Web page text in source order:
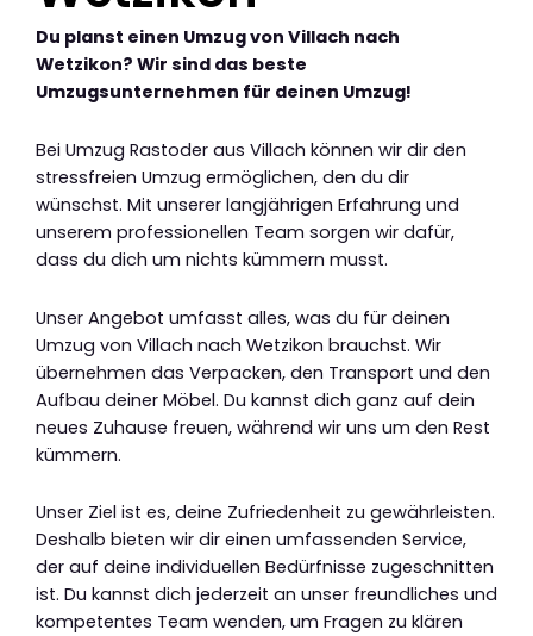
Du planst einen Umzug von Villach nach
Wetzikon? Wir sind das beste
Umzugsunternehmen für deinen Umzug!
Bei Umzug Rastoder aus Villach können wir dir den
stressfreien Umzug ermöglichen, den du dir
wünschst. Mit unserer langjährigen Erfahrung und
unserem professionellen Team sorgen wir dafür,
dass du dich um nichts kümmern musst.
Unser Angebot umfasst alles, was du für deinen
Umzug von Villach nach Wetzikon brauchst. Wir
übernehmen das Verpacken, den Transport und den
Aufbau deiner Möbel. Du kannst dich ganz auf dein
neues Zuhause freuen, während wir uns um den Rest
kümmern.
Unser Ziel ist es, deine Zufriedenheit zu gewährleisten.
Deshalb bieten wir dir einen umfassenden Service,
der auf deine individuellen Bedürfnisse zugeschnitten
ist. Du kannst dich jederzeit an unser freundliches und
kompetentes Team wenden, um Fragen zu klären